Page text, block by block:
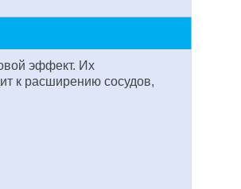
эффект. Их
к расширению сосудов,